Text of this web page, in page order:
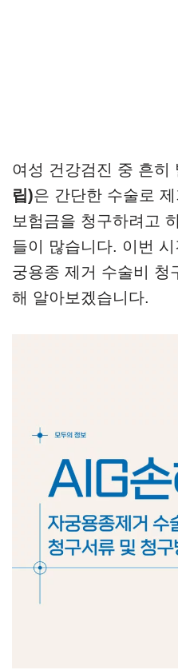
여성 건강검진 중 흔히
립)은 간단한 수술로
보험금을 청구하려고
들이 많습니다. 이번
궁용종 제거 수술비 청
해 알아보겠습니다.